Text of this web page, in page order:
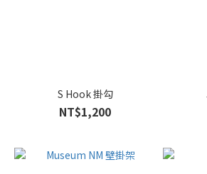
S Hook 掛勾
NT$1,200